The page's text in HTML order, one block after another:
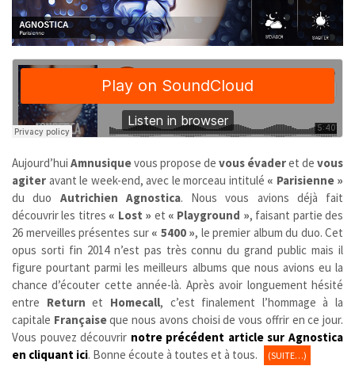
Aujourd’hui Amnusiquevous propose de vous évaderet de vous
agiter avant le week-end, avec le morceau intitulé « Parisienne »
du duo Autrichien Agnostica. Nous vous avions déjà fait
découvrir les titres « Lost » et « Playground », faisant partie des
26 merveilles présentes sur « 5400 », le premier album du duo. Cet
opus sorti fin 2014 n’est pas très connu du grand public mais il
figure pourtant parmi les meilleurs albums que nous avions eu la
chance d’écouter cette année-là. Après avoir longuement hésité
entre Return et Homecall, c’est finalement l’hommage à la
capitale Françaiseque nous avons choisi de vous offrir en ce jour.
Vous pouvez découvrir notre précédent article sur Agnostica
en cliquant ici. Bonne écoute à toutes et à tous. (SUITE…)